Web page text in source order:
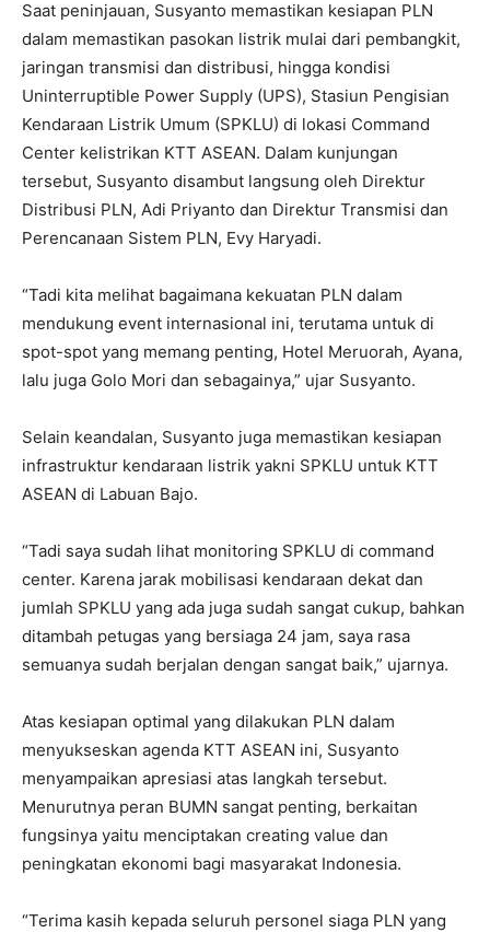
Saat peninjauan, Susyanto memastikan kesiapan PLN
dalam memastikan pasokan listrik mulai dari pembangkit,
jaringan transmisi dan distribusi, hingga kondisi
Uninterruptible Power Supply (UPS), Stasiun Pengisian
Kendaraan Listrik Umum (SPKLU) di lokasi Command
Center kelistrikan KTT ASEAN. Dalam kunjungan
tersebut, Susyanto disambut langsung oleh Direktur
Distribusi PLN, Adi Priyanto dan Direktur Transmisi dan
Perencanaan Sistem PLN, Evy Haryadi.
“Tadi kita melihat bagaimana kekuatan PLN dalam
mendukung event internasional ini, terutama untuk di
spot-spot yang memang penting, Hotel Meruorah, Ayana,
lalu juga Golo Mori dan sebagainya,” ujar Susyanto.
Selain keandalan, Susyanto juga memastikan kesiapan
infrastruktur kendaraan listrik yakni SPKLU untuk KTT
ASEAN di Labuan Bajo.
“Tadi saya sudah lihat monitoring SPKLU di command
center. Karena jarak mobilisasi kendaraan dekat dan
jumlah SPKLU yang ada juga sudah sangat cukup, bahkan
ditambah petugas yang bersiaga 24 jam, saya rasa
semuanya sudah berjalan dengan sangat baik,” ujarnya.
Atas kesiapan optimal yang dilakukan PLN dalam
menyukseskan agenda KTT ASEAN ini, Susyanto
menyampaikan apresiasi atas langkah tersebut.
Menurutnya peran BUMN sangat penting, berkaitan
fungsinya yaitu menciptakan creating value dan
peningkatan ekonomi bagi masyarakat Indonesia.
“Terima kasih kepada seluruh personel siaga PLN yang